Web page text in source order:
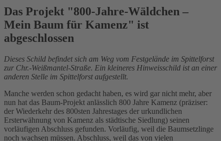
Das Projekt "800-Jahre-Wäldchen –
Mein Baum für Kamenz" ist
abgeschlossen
Dieses Schild befindet sich am Weg vom Festgelände im Spittelforst
zur Chr.-Weißmantel-Straße. Ein kleineres Hinweisschild ist an einer
anderen Stelle im Spittelforst aufgestellt.
Manche werden schon gedacht haben, es wird gar nicht mehr, aber
nun hat das Baum-Projekt anlässlich 800 Jahre Kamenz (präziser:
der Wiederkehr des 800sten Jahrestages der urkundlichen
Ersterwähnung von Kamenz als städtische Siedlung) seinen
vorläufigen Abschluss gefunden. Vorläufig, weil die Baumsetzlinge
noch wachsen müssen. Abschluss, weil das von vielen